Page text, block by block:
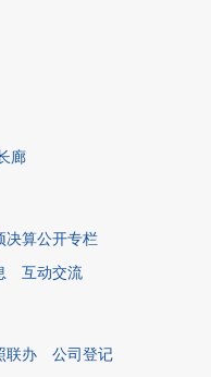
廊
决算公开专栏
互动交流
联办
公司登记